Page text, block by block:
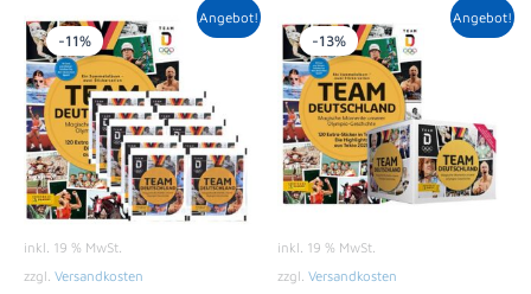
Angebot!
-11%
inkl. 19 % MwSt.
zzgl. Versandkosten
Ursprünglicher
Preis
war:
11,00 €
Aktueller
Preis
ist:
9,79 €.
Angebot!
-13%
inkl. 19 % MwSt.
zzgl. Versandkosten
Ursprünglicher
Preis
war:
34,40 €
Aktueller
Preis